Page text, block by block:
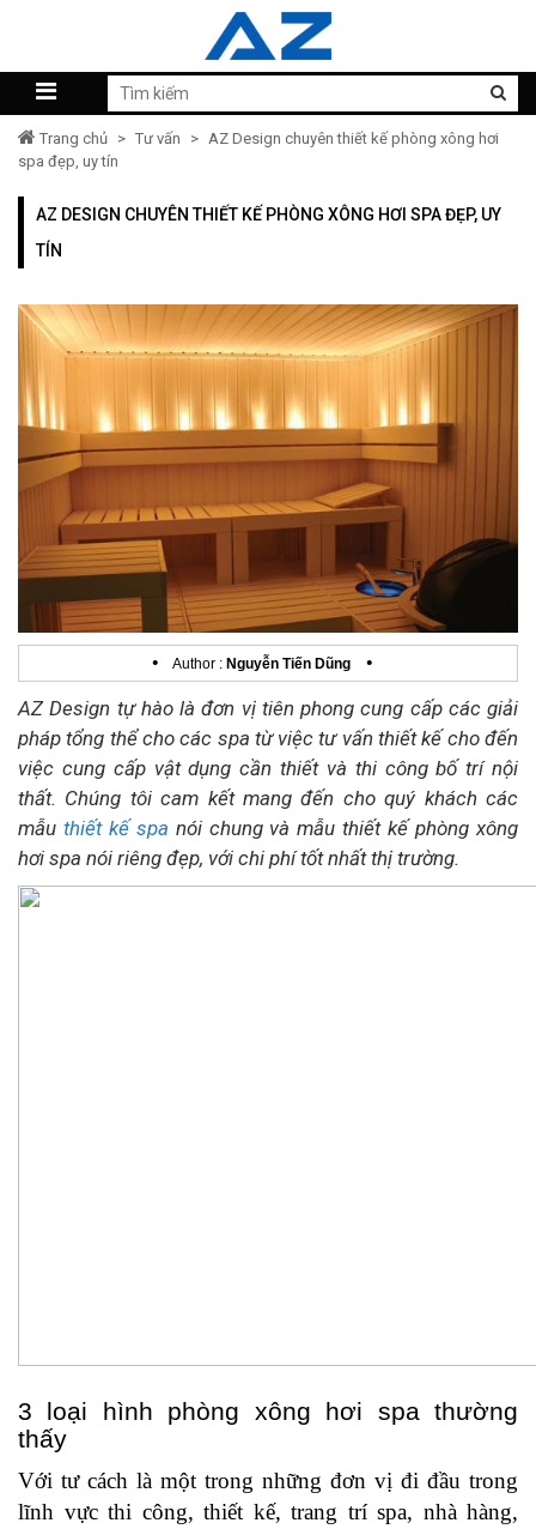
Trang chủ > Tư vấn > AZ Design chuyên thiết kế phòng xông hơi
spa đẹp, uy tín
AZ DESIGN CHUYÊN THIẾT KẾ PHÒNG XÔNG HƠI SPA ĐẸP, UY
TÍN
• Author : Nguyễn Tiến Dũng •
AZ Design tự hào là đơn vị tiên phong cung cấp các giải
pháp tổng thể cho các spa từ việc tư vấn thiết kế cho đến
việc cung cấp vật dụng cần thiết và thi công bố trí nội
thất. Chúng tôi cam kết mang đến cho quý khách các
mẫu thiết kế spa nói chung và mẫu thiết kế phòng xông
hơi spa nói riêng đẹp, với chi phí tốt nhất thị trường.
3 loại hình phòng xông hơi spa thường
thấy
Với tư cách là một trong những đơn vị đi đầu trong
lĩnh vực thi công, thiết kế, trang trí spa, nhà hàng,